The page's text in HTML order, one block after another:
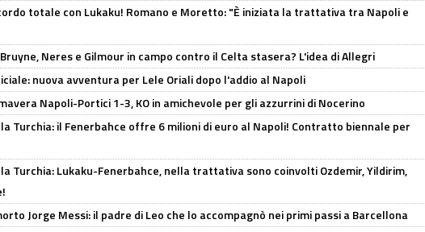
totale con Lukaku! Romano e Moretto: "È iniziata la trattativa tra Napoli e
Neres e Gilmour in campo contro il Celta stasera? L'idea di Allegri
nuova avventura per Lele Oriali dopo l'addio al Napoli
Napoli-Portici 1-3, KO in amichevole per gli azzurrini di Nocerino
Turchia: il Fenerbahce offre 6 milioni di euro al Napoli! Contratto biennale per
Turchia: Lukaku-Fenerbahce, nella trattativa sono coinvolti Ozdemir, Yildirim,
Jorge Messi: il padre di Leo che lo accompagnò nei primi passi a Barcellona